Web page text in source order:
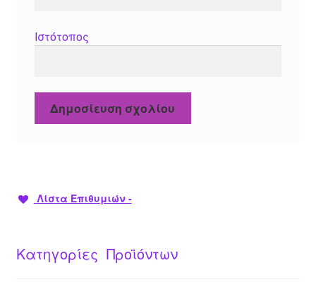
Ιστότοπος
Λίστα Επιθυμιών -
Κατηγορίες Προϊόντων